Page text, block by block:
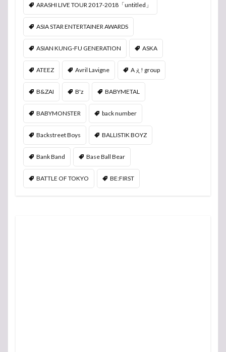
ARASHI LIVE TOUR 2017-2018「untitled」
ASIA STAR ENTERTAINER AWARDS
ASIAN KUNG-FU GENERATION ASKA
ATEEZ Avril Lavigne Aぇ! group
B&ZAI B'z BABYMETAL
BABYMONSTER back number
Backstreet Boys BALLISTIK BOYZ
Bank Band Base Ball Bear
BATTLE OF TOKYO BE:FIRST